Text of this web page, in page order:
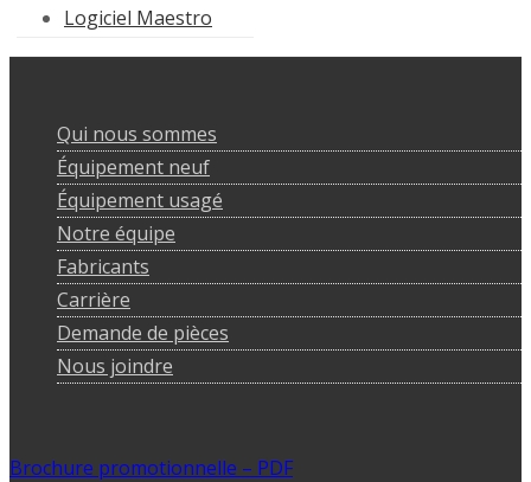
Logiciel Maestro
Qui nous sommes
Équipement neuf
Équipement usagé
Notre équipe
Fabricants
Carrière
Demande de pièces
Nous joindre
Brochure promotionnelle – PDF